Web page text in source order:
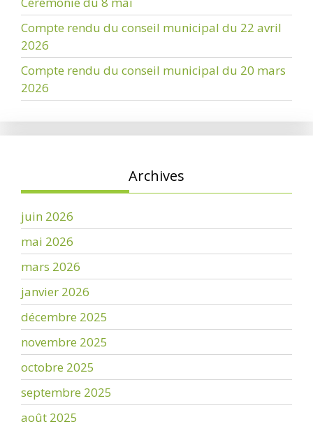
Compte rendu du conseil municipal du 22 avril
2026
Compte rendu du conseil municipal du 20 mars
2026
Archives
juin 2026
mai 2026
mars 2026
janvier 2026
décembre 2025
novembre 2025
octobre 2025
septembre 2025
août 2025